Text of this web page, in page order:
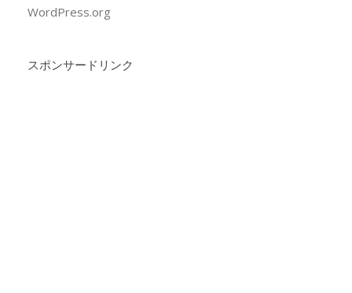
WordPress.org
スポンサードリンク